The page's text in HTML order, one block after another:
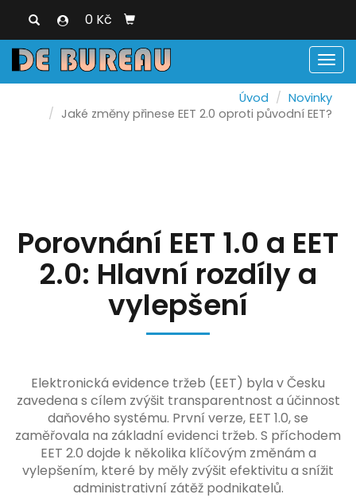
0 Kč
Úvod
Novinky
Jaké změny přinese EET 2.0 oproti původní EET?
Porovnání EET 1.0 a EET
2.0: Hlavní rozdíly a
vylepšení
Elektronická evidence tržeb (EET) byla v Česku
zavedena s cílem zvýšit transparentnost a účinnost
daňového systému. První verze, EET 1.0, se
zaměřovala na základní evidenci tržeb. S příchodem
EET 2.0 dojde k několika klíčovým změnám a
vylepšením, které by měly zvýšit efektivitu a snížit
administrativní zátěž podnikatelů.